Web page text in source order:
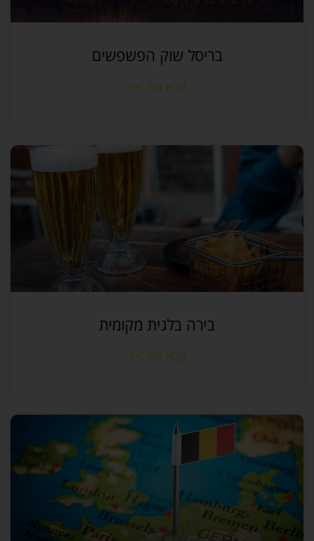
בריסל שוק הפשפשים
קרא עוד >>
בירה בלגית מקומית
קרא עוד >>